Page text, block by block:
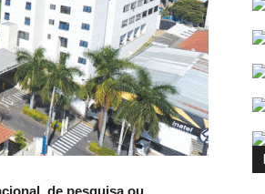
de pesquisa ou